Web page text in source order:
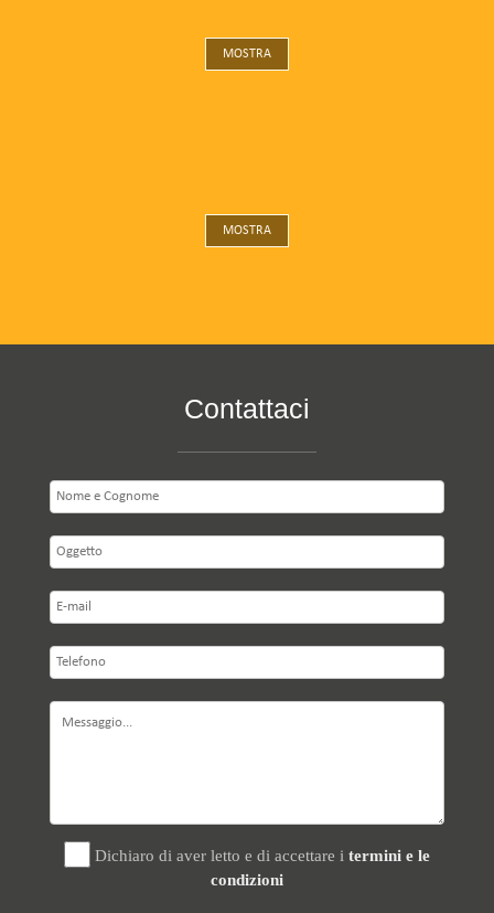
MOSTRA
MOSTRA
MOSTRA
Contattaci
Dichiaro di aver letto e di accettare i termini e le
condizioni